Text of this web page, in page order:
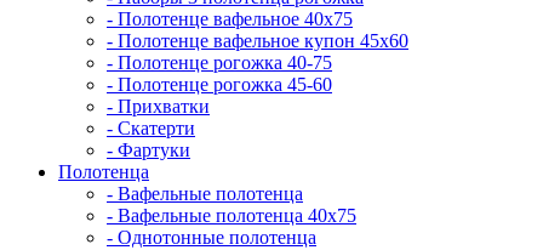
- Полотенце вафельное 40х75
- Полотенце вафельное купон 45х60
- Полотенце рогожка 40-75
- Полотенце рогожка 45-60
- Прихватки
- Скатерти
- Фартуки
Полотенца
- Вафельные полотенца
- Вафельные полотенца 40х75
- Однотонные полотенца